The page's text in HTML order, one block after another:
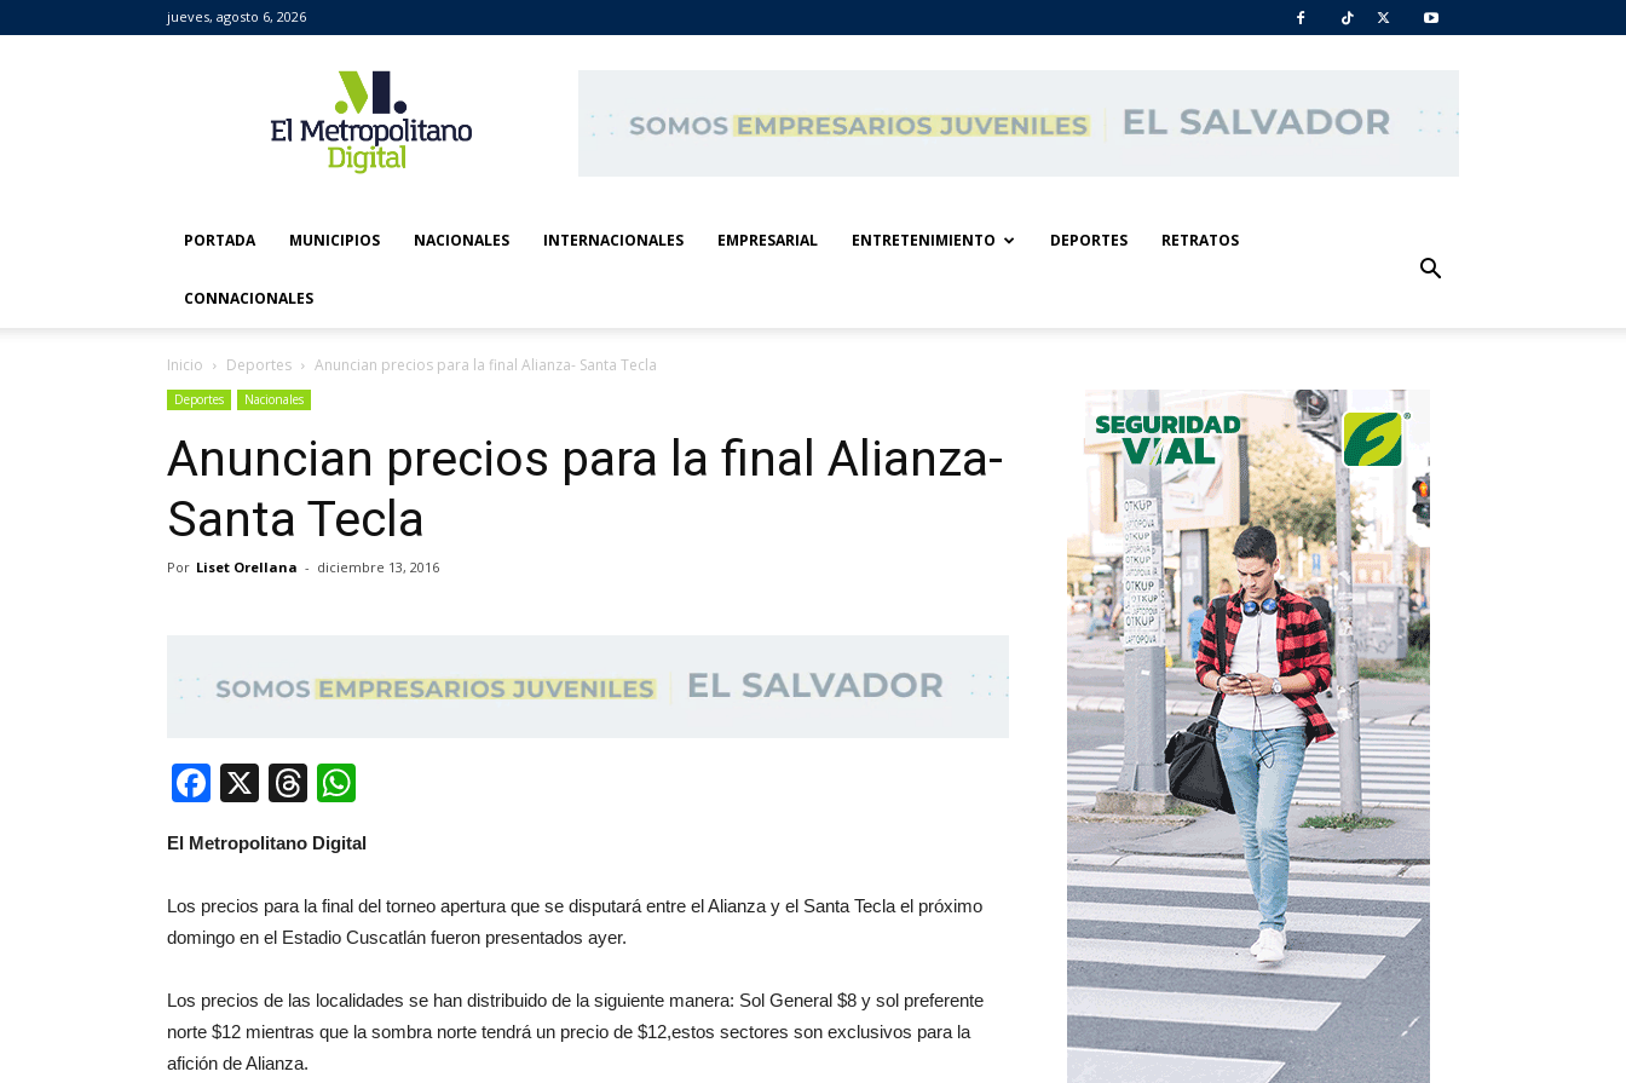
jueves, agosto 6, 2026
Metropolitano
Digital
PORTADA MUNICIPIOS NACIONALES INTERNACIONALES EMPRESARIAL ENTRETENIMIENTO DEPORTES RETRATOS
CONNACIONALES
Inicio Deportes Anuncian precios para la final Alianza- Santa Tecla
Deportes Nacionales
Anuncian precios para la final Alianza-
Santa Tecla
Por Liset Orellana - diciembre 13, 2016
Facebook
X Threads
El Metropolitano Digital
Los precios para la final del torneo apertura que se disputará entre el Alianza y el Santa Tecla el próximo
domingo en el Estadio Cuscatlán fueron presentados ayer.
Los precios de las localidades se han distribuido de la siguiente manera: Sol General $8 y sol preferente
norte $12 mientras que la sombra norte tendrá un precio de $12,estos sectores son exclusivos para la
afición de Alianza.